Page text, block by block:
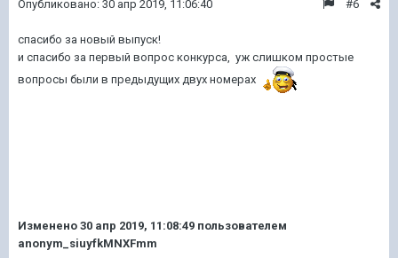
#6
Опубликовано: 30 апр 2019, 11:06:40
спасибо за новый выпуск!
и спасибо за первый вопрос конкурса, уж слишком простые
вопросы были в предыдущих двух номерах
Изменено 30 апр 2019, 11:08:49 пользователем
anonym_siuyfkMNXFmm